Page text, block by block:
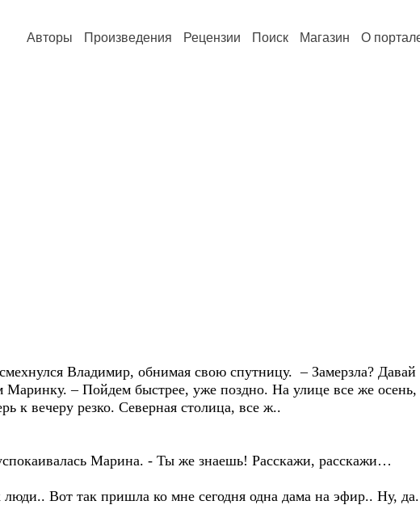
Авторы Произведения Рецензии Поиск Магазин О
Владимир, обнимая свою спутницу. – Замерзла?
– Пойдем быстрее, уже поздно. На улице все же осень,
к вечеру резко. Северная столица, все ж..
Марина. - Ты же знаешь! Расскажи, расскажи…
Вот так пришла ко мне сегодня одна дама на эфир.. Ну,